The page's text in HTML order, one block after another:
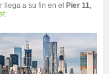
llega a su fin en el Pier 11,
.